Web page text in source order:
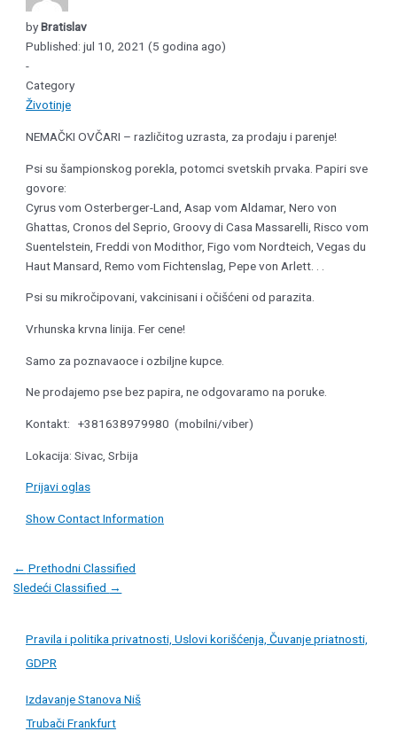
byBratislav
Published: jul 10, 2021 (5 godina ago)
-
Category
Životinje
NEMAČKI OVČARI – različitog uzrasta, za prodaju i parenje!
Psi su šampionskog porekla, potomci svetskih prvaka. Papiri sve
govore:
Cyrus vom Osterberger-Land, Asap vom Aldamar, Nero von
Ghattas, Cronos del Seprio, Groovy di Casa Massarelli, Risco vom
Suentelstein, Freddi von Modithor, Figo vom Nordteich, Vegas du
Haut Mansard, Remo vom Fichtenslag, Pepe von Arlett. . .
Psi su mikročipovani, vakcinisani i očišćeni od parazita.
Vrhunska krvna linija. Fer cene!
Samo za poznavaoce i ozbiljne kupce.
Ne prodajemo pse bez papira, ne odgovaramo na poruke.
Kontakt: +381638979980 (mobilni/viber)
Lokacija: Sivac, Srbija
Prijavi oglas
Show Contact Information
Post
navigation
← Prethodni Classified
Sledeći Classified →
Pravila i politika privatnosti, Uslovi korišćenja, Čuvanje priatnosti,
GDPR
Izdavanje Stanova Niš
Trubači Frankfurt